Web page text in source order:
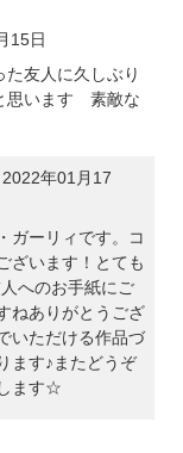
15日
友人に久しぶり
思います 素敵な
2022年01月17
ーリィです。コ
ざいます！とても
へのお手紙にご
ねありがとうござ
いただける作品づ
ます♪またどうぞ
ます☆